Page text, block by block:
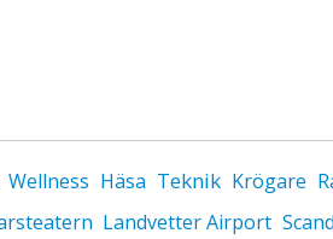
Wellness Häsa Teknik Krögare
Landvetter Airport